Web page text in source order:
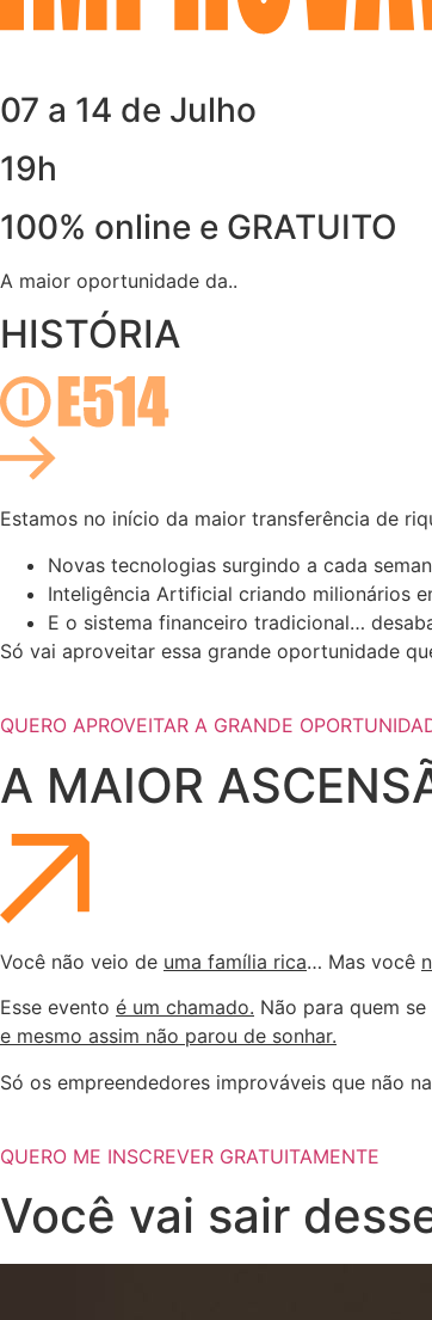
07 a 14 de Julho
19h
100% online e GRATUITO
A maior oportunidade da..
HISTÓRIA
Estamos no início da maior transferência de
Novas tecnologias surgindo a cada
Inteligência Artificial criando milionários
E o sistema financeiro tradicional…
Só vai aproveitar essa grande oportunidade
QUERO APROVEITAR A GRANDE
A MAIOR
Você não veio de uma família rica… Mas você
Esse evento é um chamado. Não para quem
e mesmo assim não parou de sonhar.
Só os empreendedores improváveis que não
QUERO ME INSCREVER GRATUITAMENTE
Você vai sair